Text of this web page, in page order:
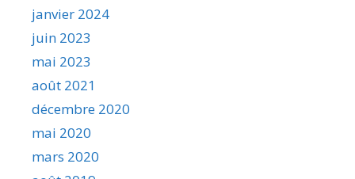
janvier 2024
juin 2023
mai 2023
août 2021
décembre 2020
mai 2020
mars 2020